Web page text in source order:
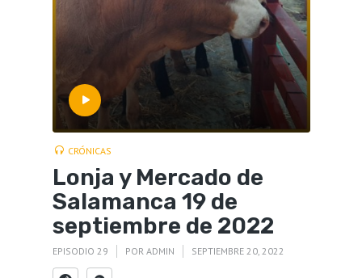
CRÓNICAS
Lonja y Mercado de
Salamanca 19 de
septiembre de 2022
EPISODIO 29 POR ADMIN SEPTIEMBRE 20, 2022